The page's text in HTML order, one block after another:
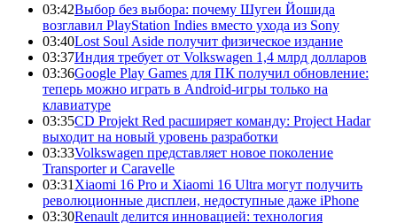
03:42Выбор без выбора: почему Шугеи Йошида
возглавил PlayStation Indies вместо ухода из Sony
03:40Lost Soul Aside получит физическое издание
03:37Индия требует от Volkswagen 1,4 млрд долларов
03:36Google Play Games для ПК получил обновление:
теперь можно играть в Android-игры только на
клавиатуре
03:35CD Projekt Red расширяет команду: Project Hadar
выходит на новый уровень разработки
03:33Volkswagen представляет новое поколение
Transporter и Caravelle
03:31 Xiaomi 16 Pro и Xiaomi 16 Ultra могут получить
революционные дисплеи, недоступные даже iPhone
03:30Renault делится инновацией: технология